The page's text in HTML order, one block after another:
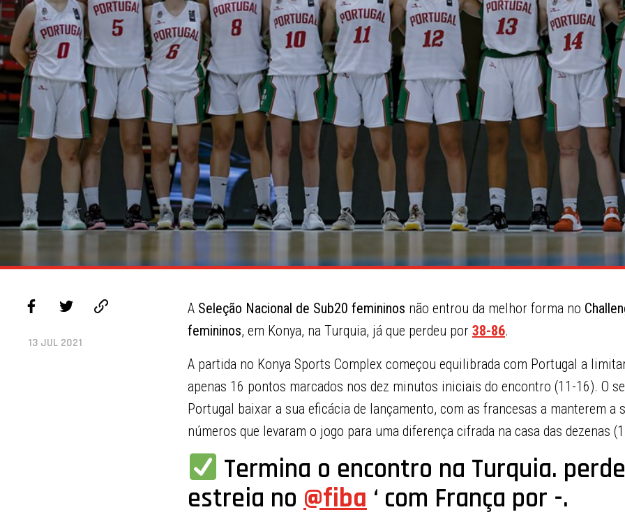
13 JUL 2021
A Seleção Nacional de Sub20 femininos não entrou da melhor forma no
femininos, em Konya, na Turquia, já que perdeu por 38-86.
A partida no Konya Sports Complex começou equilibrada com Portugal a
apenas 16 pontos marcados nos dez minutos iniciais do encontro (11-16). O
Portugal baixar a sua eficácia de lançamento, com as francesas a manterem a
números que levaram o jogo para uma diferença cifrada na casa das dezenas
Termina o encontro na Turquia.
estreia no @fiba ‘ com França por -.